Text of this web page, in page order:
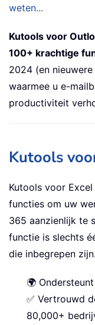
weten...
Kutools voor
100+ krachtige
2024 (en
waarmee u e-
productiviteit
Kutools
Kutools voor
functies om uw
365 aanzienlijk te
functie is slechts
die inbegrepen zijn.
🌍
✅ Vertrouwd
80,000+